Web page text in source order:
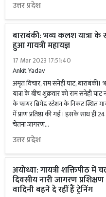
उत्तर प्रदेश
बाराबंकी: भव्य कलश यात्रा के
हुआ गायत्री महायज्ञ
17 Mar 2023 17:51:40
Ankit Yadav
अमृत विचार, राम सनेही घाट,
यात्रा के बीच शुक्रवार को राम सनेही
के फायर ब्रिगेड स्टेशन के निकट स्थित
में प्राण प्रतिष्ठा की गई। इसके साथ ही
चेतना जागरण...
उत्तर प्रदेश
अयोध्या: गायत्री शक्तिपीठ में
दिवसीय नारी जागरण प्रशिक्षण
वादिनी बहनें दे रहीं हैं ट्रेनिंग